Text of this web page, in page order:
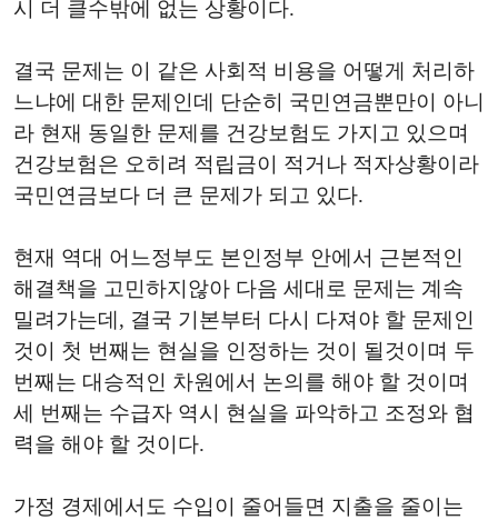
시 더 클수밖에 없는 상황이다.
결국 문제는 이 같은 사회적 비용을 어떻게 처리하
느냐에 대한 문제인데 단순히 국민연금뿐만이 아니
라 현재 동일한 문제를 건강보험도 가지고 있으며
건강보험은 오히려 적립금이 적거나 적자상황이라
국민연금보다 더 큰 문제가 되고 있다.
현재 역대 어느정부도 본인정부 안에서 근본적인
해결책을 고민하지않아 다음 세대로 문제는 계속
밀려가는데, 결국 기본부터 다시 다져야 할 문제인
것이 첫 번째는 현실을 인정하는 것이 될것이며 두
번째는 대승적인 차원에서 논의를 해야 할 것이며
세 번째는 수급자 역시 현실을 파악하고 조정와 협
력을 해야 할 것이다.
가정 경제에서도 수입이 줄어들면 지출을 줄이는